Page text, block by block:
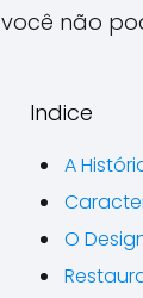
você não
Indice
A
O